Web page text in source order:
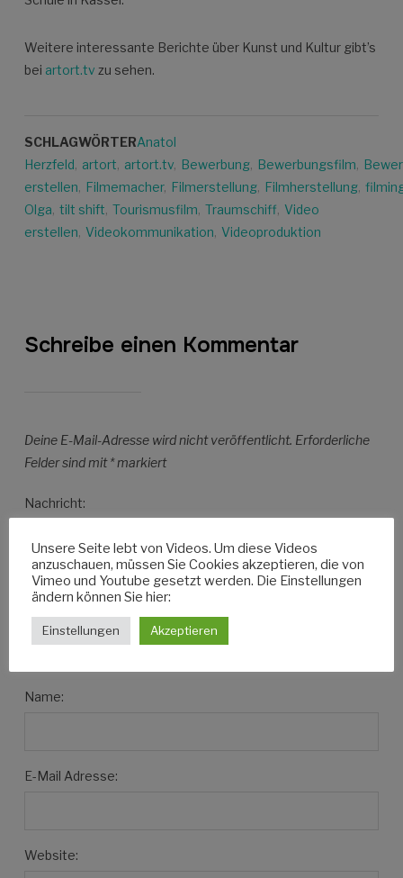
Weitere interessante Berichte über Kunst und Kultur gibt’s
bei artort.tv zu sehen.
SCHLAGWÖRTERAnatol
Herzfeld, artort, artort.tv, Bewerbung, Bewerbungsfilm,
erstellen, Filmemacher, Filmerstellung, Filmherstellung,
Olga, tilt shift, Tourismusfilm, Traumschiff, Video
erstellen, Videokommunikation, Videoproduktion
Schreibe einen Kommentar
Deine E-Mail-Adresse wird nicht veröffentlicht. Erforderliche
Felder sind mit*markiert
Nachricht:
Name:
E-Mail Adresse:
Website:
Unsere Seite lebt von Videos. Um diese Videos
anzuschauen, müssen Sie Cookies akzeptieren, die von
Vimeo und Youtube gesetzt werden. Die Einstellungen
ändern können Sie hier:
Einstellungen Akzeptieren